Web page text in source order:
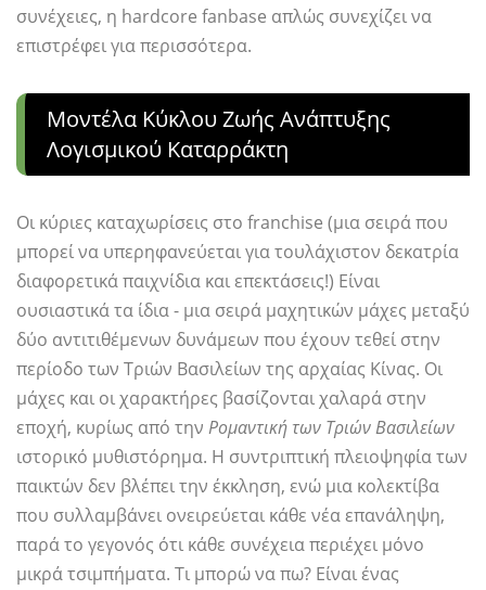
συνέχειες, η hardcore fanbase απλώς συνεχίζει να
επιστρέφει για περισσότερα.
Μοντέλα Κύκλου Ζωής Ανάπτυξης
Λογισμικού Καταρράκτη
Οι κύριες καταχωρίσεις στο franchise (μια σειρά που
μπορεί να υπερηφανεύεται για τουλάχιστον δεκατρία
διαφορετικά παιχνίδια και επεκτάσεις!) Είναι
ουσιαστικά τα ίδια - μια σειρά μαχητικών μάχες μεταξύ
δύο αντιτιθέμενων δυνάμεων που έχουν τεθεί στην
περίοδο των Τριών Βασιλείων της αρχαίας Κίνας. Οι
μάχες και οι χαρακτήρες βασίζονται χαλαρά στην
εποχή, κυρίως από την Ρομαντική των Τριών Βασιλείων
ιστορικό μυθιστόρημα. Η συντριπτική πλειοψηφία των
παικτών δεν βλέπει την έκκληση, ενώ μια κολεκτίβα
που συλλαμβάνει ονειρεύεται κάθε νέα επανάληψη,
παρά το γεγονός ότι κάθε συνέχεια περιέχει μόνο
μικρά τσιμπήματα. Τι μπορώ να πω? Είναι ένας